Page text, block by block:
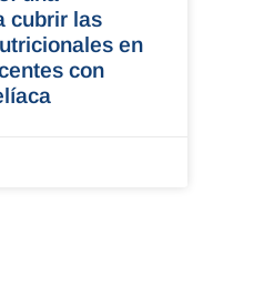
cubrir las
en
con